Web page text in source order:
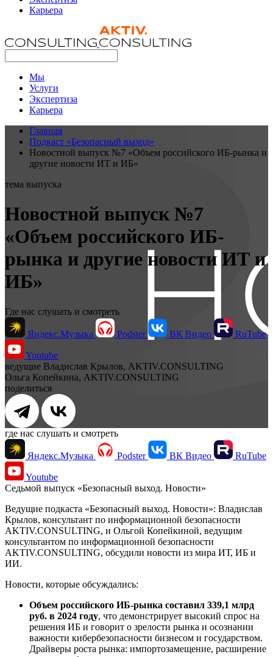
Карьера
Мы
Услуги
Экспертиза
Карьера
Главная
Подкаст «Безопасный выход»
Новостной выпуск №7 «Объем российского ИБ-рынка и
другие новости ИТ и ИБ»
тема выпуска
Новостной выпуск №7
«Объем российского ИБ-
рынка и другие новости ИТ и
ИБ»
Где нас слушать и смотреть
Яндекс.Музыка Podster ВК Видео RuTube
Youtube
ведущие Владислав Крылов, AKTIV.CONSULTING
Ольга Копейкина, AKTIV.CONSULTING
поделиться
где нас слушать и смотреть
Яндекс.Музыка Podster ВК Видео RuTube
Youtube
Седьмой выпуск «Безопасный выход. Новости»
Ведущие подкаста «Безопасный выход. Новости»: Владислав
Крылов, консультант по информационной безопасности
AKTIV.CONSULTING, и Ольгой Копейкиной, ведущим
консультантом по информационной безопасности
AKTIV.CONSULTING, обсудили новости из мира ИТ, ИБ и
ИИ.
Новости, которые обсуждались:
Объем российского ИБ-рынка составил 339,1 млрд
руб. в 2024 году, что демонстрирует высокий спрос на
решения ИБ и говорит о зрелости рынка и осознании
важности кибербезопасности бизнесом и государством.
Драйверы роста рынка: импортозамещение, расширение